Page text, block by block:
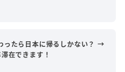
ったら日本に帰るしかない？ →
在できます！